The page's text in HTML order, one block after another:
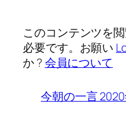
このコンテンツを
必要です。お願い
か ?会員について
今朝の一言 2020